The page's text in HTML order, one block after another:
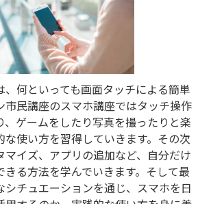
、何といっても画面タッチによる簡単
市民講座のスマホ講座ではタッチ操作
、ゲームをしたり写真を撮ったりと楽
な使い方を習得していきます。その次
マイズ、アプリの追加など、自分だけ
きる方法を学んでいきます。そして最
シチュエーションを通じ、スマホを日